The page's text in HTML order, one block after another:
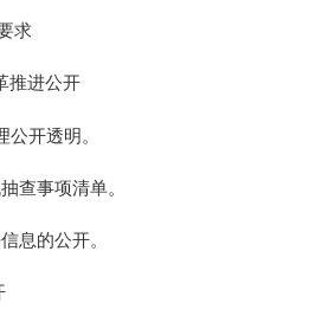
求
推进公开
开透明。
查事项清单。
息的公开。